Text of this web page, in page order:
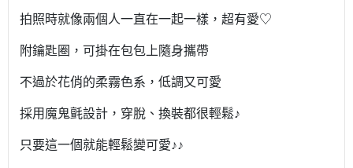
拍照時就像兩個人一直在一起一樣，超有愛♡
附鑰匙圈，可掛在包包上隨身攜帶
不過於花俏的柔霧色系，低調又可愛
採用魔鬼氈設計，穿脫、換裝都很輕鬆♪
只要這一個就能輕鬆變可愛♪♪